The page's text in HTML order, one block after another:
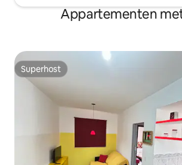
Appartementen
Superhost
Superhost